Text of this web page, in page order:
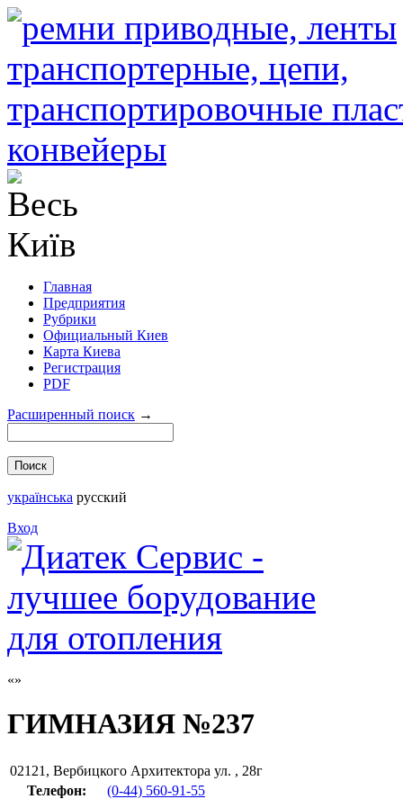
Главная
Предприятия
Рубрики
Официальный Киев
Карта Киева
Регистрация
PDF
Расширенный поиск →
українська русский
Вход
ГИМНАЗИЯ №237
02121 , Вербицкого Архитектора ул. , 28г
Телефон:
(0-44) 560-91-55